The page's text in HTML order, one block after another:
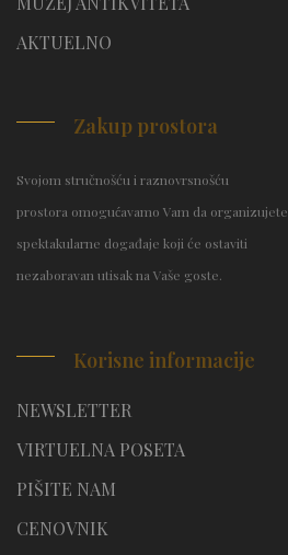
AKTUELNO
Zakup prostora
Svojom stručnošću i raznovrsnošću
prostora omogućavamo Vam da organizujete
spektakularne događaje koji će ostaviti
nezaboravan utisak na Vaše goste.
Korisne informacije
NEWSLETTER
VIRTUELNA POSETA
PIŠITE NAM
CENOVNIK